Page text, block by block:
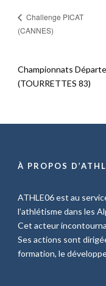
Challenge PICAT
(CANNES)
Championnats
(TOURRETTES 83)
À PROPOS
ATHLE06 est au
l’athlétisme dans les
Cet acteur
Ses actions sont
formation, le